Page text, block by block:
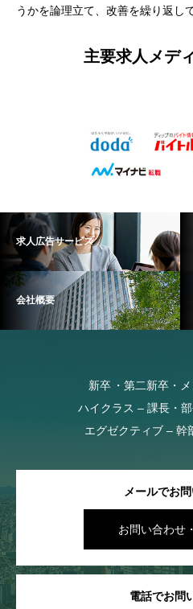
うかを論理立て、改善を繰り返し
主要求人メデ
求人広告サービス
会社概要
新卒
第二新卒・
ハイクラス – 課長・
エグゼクティブ – 幹
メールでお
お問い合わせ
電話でお問